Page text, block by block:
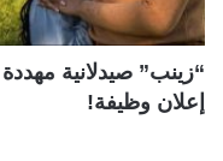
“زينب” صيدلانية
إعلان وظيفة!